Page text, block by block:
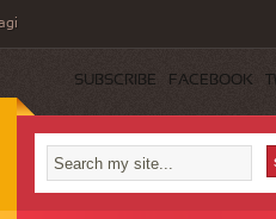
SUBSCRIBE FACEBOOK